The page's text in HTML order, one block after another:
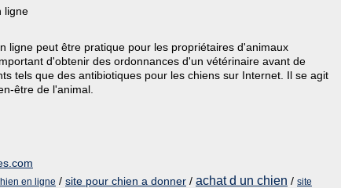
ligne
ligne peut être pratique pour les propriétaires d'animaux
d'obtenir des ordonnances d'un vétérinaire avant de
tels que des antibiotiques pour les chiens sur Internet. Il se agit
être de l'animal.
en ligne / site pour chien a donner / achat d un chien / site